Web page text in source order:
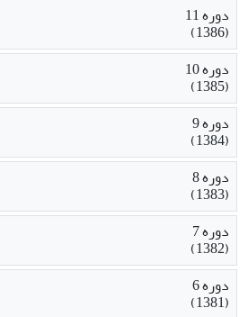
دوره 11
(1386)
دوره 10
(1385)
دوره 9
(1384)
دوره 8
(1383)
دوره 7
(1382)
دوره 6
(1381)